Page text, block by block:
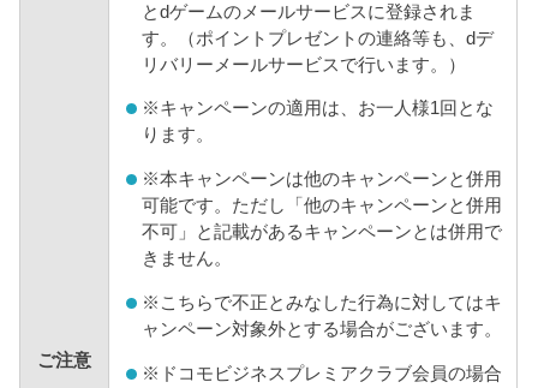
ご注意
とdゲームのメールサービスに登録されま
す。（ポイントプレゼントの連絡等も、dデ
リバリーメールサービスで行います。）
※キャンペーンの適用は、お一人様1回とな
ります。
※本キャンペーンは他のキャンペーンと併用
可能です。ただし「他のキャンペーンと併用
不可」と記載があるキャンペーンとは併用で
きません。
※ こちらで不正とみなした行為に対してはキ
ャンペーン対象外とする場合がございます。
※ ドコモビジネスプレミアクラブ会員の場合